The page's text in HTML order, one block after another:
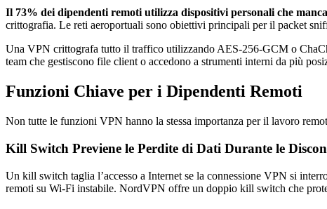
Il 73% dei dipendenti remoti utilizza dispositivi personali che
crittografia. Le reti aeroportuali sono obiettivi principali per il packet
Una VPN crittografa tutto il traffico utilizzando AES-256-GCM o
team che gestiscono file client o accedono a strumenti interni da più
Funzioni Chiave per i Dipendenti Remoti
Non tutte le funzioni VPN hanno la stessa importanza per il lavoro
Kill Switch Previene le Perdite di Dati Durante le
Un kill switch taglia l’accesso a Internet se la connessione VPN si
remoti su Wi-Fi instabile. NordVPN offre un doppio kill switch che